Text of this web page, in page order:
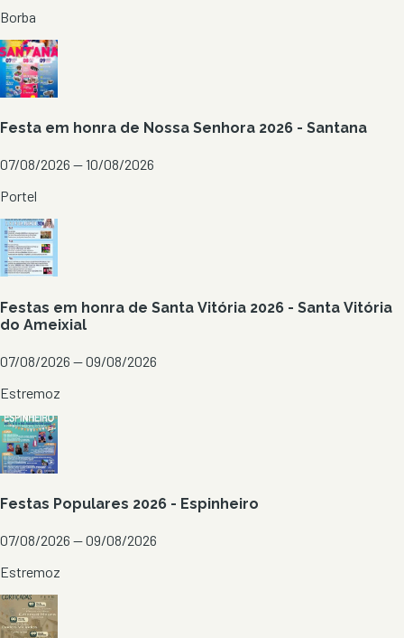
Borba
Festa em honra de Nossa Senhora 2026 - Santana
07/08/2026 — 10/08/2026
Portel
Festas em honra de Santa Vitória 2026 - Santa Vitória
do Ameixial
07/08/2026 — 09/08/2026
Estremoz
Festas Populares 2026 - Espinheiro
07/08/2026 — 09/08/2026
Estremoz